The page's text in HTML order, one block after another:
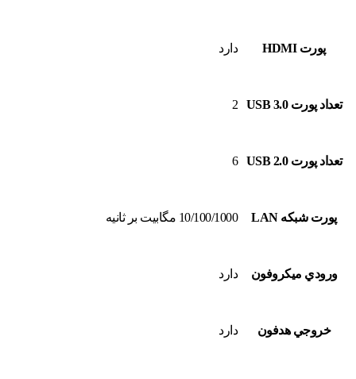
پورت HDMI دارد
تعداد پورت USB 3.0 2
تعداد پورت USB 2.0 6
پورت شبکه LAN 10/100/1000 مگابيت بر ثانيه
ورودي ميکروفون دارد
خروجي هدفون دارد